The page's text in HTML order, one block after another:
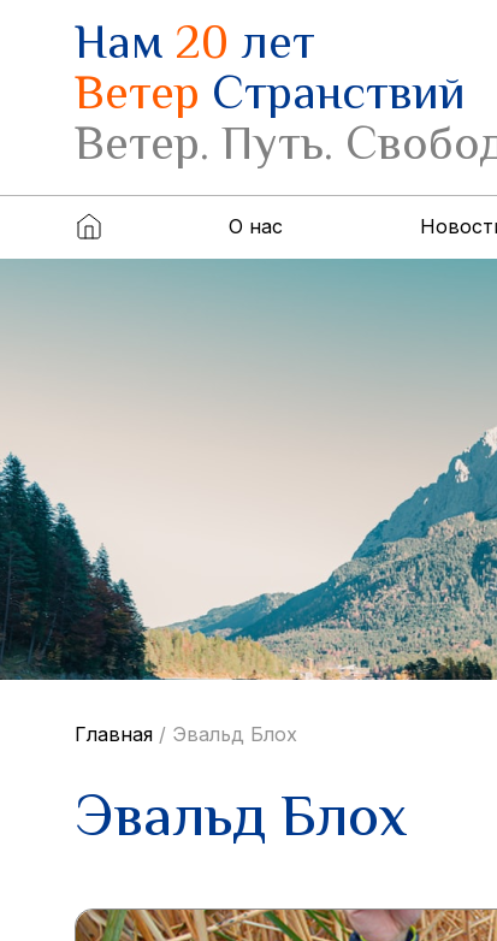
Нам20лет
Ветер Странствий
Ветер. Путь.
О нас
Главная / Эвальд Блох
Эвальд Блох